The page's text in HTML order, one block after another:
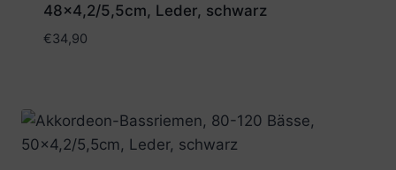
48×4,2/5,5cm, Leder, schwarz
€34,90